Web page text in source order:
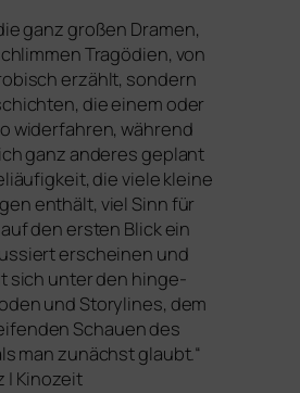
ganz gro­ßen Dramen,
Tragödien, von
erzählt, son­dern
die einem oder
wider­fah­ren, wäh­rend
ganz ande­res geplant
die vie­le klei­ne
ent­hält, viel Sinn für
den ers­ten Blick ein
erschei­nen und
sich unter den hin­ge­
und Storylines, dem
Schauen des
man zunächst glaubt.“
| Kinozeit